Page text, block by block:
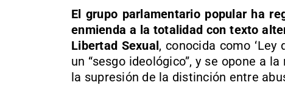
El grupo parlamentario popular ha
enmienda a la totalidad con texto
Libertad Sexual, conocida como
un “sesgo ideológico”, y se opone a
la supresión de la distinción entre